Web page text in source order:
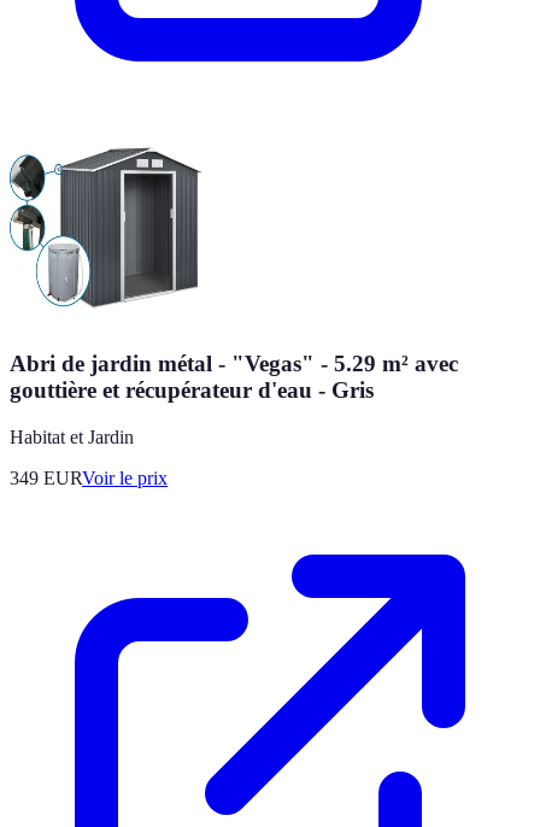
Abri de jardin métal - "Vegas" - 5.29 m² avec
gouttière et récupérateur d'eau - Gris
Habitat et Jardin
349 EURVoir le prix